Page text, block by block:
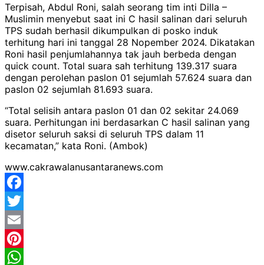
Terpisah, Abdul Roni, salah seorang tim inti Dilla –
Muslimin menyebut saat ini C hasil salinan dari seluruh
TPS sudah berhasil dikumpulkan di posko induk
terhitung hari ini tanggal 28 Nopember 2024. Dikatakan
Roni hasil penjumlahannya tak jauh berbeda dengan
quick count. Total suara sah terhitung 139.317 suara
dengan perolehan paslon 01 sejumlah 57.624 suara dan
paslon 02 sejumlah 81.693 suara.
“Total selisih antara paslon 01 dan 02 sekitar 24.069
suara. Perhitungan ini berdasarkan C hasil salinan yang
disetor seluruh saksi di seluruh TPS dalam 11
kecamatan,” kata Roni. (Ambok)
www.cakrawalanusantaranews.com
Facebook
Twitter
Email
Pinterest